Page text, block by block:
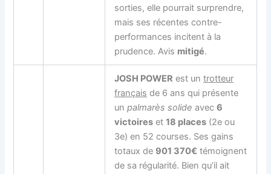
sorties, elle pourrait surprendre,
mais ses récentes contre-
performances incitent à la
prudence. Avis mitigé.
JOSH POWER est untrotteur
français de 6 ans qui présente
unpalmarès solide avec6
victoires et18 places (2e ou
3e) en 52 courses. Ses gains
totaux de 901 370€ témoignent
de sa régularité. Bien qu’il ait